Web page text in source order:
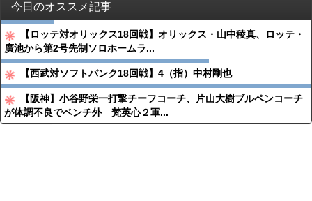
今日のオススメ記事
【ロッテ対オリックス18回戦】オリックス・山中稜真、ロッテ・
廣池から第2号先制ソロホームラ...
【西武対ソフトバンク18回戦】4（指）中村剛也
【阪神】小谷野栄一打撃チーフコーチ、片山大樹ブルペンコーチ
が体調不良でベンチ外 梵英心２軍...